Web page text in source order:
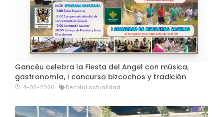
Gancéu celebra la Fiesta del Angel con música,
gastronomía, I concurso bizcochos y tradición
4-08-2026 De total actualidad